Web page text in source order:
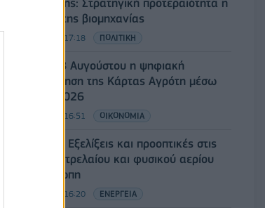
ενίσχυση της βιομηχανίας
06/08/2026 - 17:18 ΠΟΛΙΤΙΚΗ
Από τις 28 Αυγούστου η ψηφιακή
ενεργοποίηση της Κάρτας Αγρότη μέσω
της ΕΑΕ 2026
06/08/2026 - 16:51 ΟΙΚΟΝΟΜΙΑ
Eurobank: Εξελίξεις και προοπτικές στις
αγορές πετρελαίου και φυσικού αερίου
στην Ευρώπη
06/08/2026 - 16:20 ΕΝΕΡΓΕΙΑ